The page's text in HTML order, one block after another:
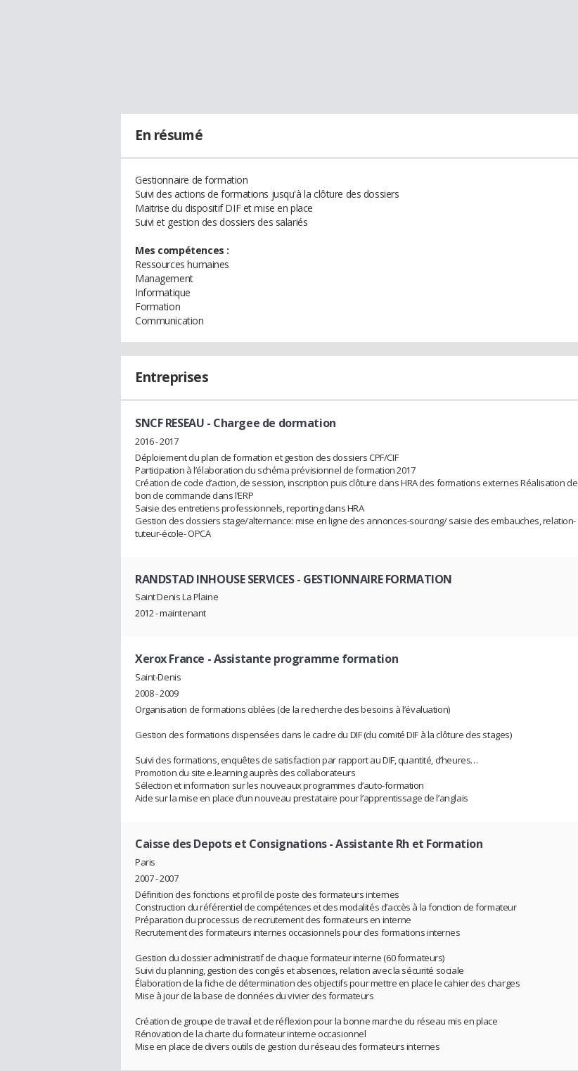
En résumé
Gestionnaire de formation
Suivi des actions de formations jusqu'à la clôture des dossiers
Maitrise du dispositif DIF et mise en place
Suivi et gestion des dossiers des salariés
Mes compétences :
Ressources humaines
Management
Informatique
Formation
Communication
Entreprises
SNCF RESEAU - Chargee de dormation
2016 - 2017
Déploiement du plan de formation et gestion des dossiers CPF/CIF
Participation à l’élaboration du schéma prévisionnel de formation 2017
Création de code d’action, de session, inscription puis clôture dans HRA des formations externes Réalisation de
bon de commande dans l’ERP
Saisie des entretiens professionnels, reporting dans HRA
Gestion des dossiers stage/alternance: mise en ligne des annonces-sourcing/ saisie des embauches, relation-
tuteur-école- OPCA
RANDSTAD INHOUSE SERVICES- GESTIONNAIRE FORMATION
Saint Denis La Plaine
2012 - maintenant
Xerox France - Assistante programme formation
Saint-Denis
2008 - 2009
Organisation de formations ciblées (de la recherche des besoins à l’évaluation)
Gestion des formations dispensées dans le cadre du DIF (du comité DIF à la clôture des stages)
Suivi des formations, enquêtes de satisfaction par rapport au DIF, quantité, d’heures…
Promotion du site e.learning auprès des collaborateurs
Sélection et information sur les nouveaux programmes d’auto-formation
Aide sur la mise en place d’un nouveau prestataire pour l’apprentissage de l’anglais
Caisse des Depots et Consignations- Assistante Rh et Formation
Paris
2007 - 2007
Définition des fonctions et profil de poste des formateurs internes
Construction du référentiel de compétences et des modalités d’accès à la fonction de formateur
Préparation du processus de recrutement des formateurs en interne
Recrutement des formateurs internes occasionnels pour des formations internes
Gestion du dossier administratif de chaque formateur interne (60 formateurs)
Suivi du planning, gestion des congés et absences, relation avec la sécurité sociale
Élaboration de la fiche de détermination des objectifs pour mettre en place le cahier des charges
Mise à jour de la base de données du vivier des formateurs
Création de groupe de travail et de réflexion pour la bonne marche du réseau mis en place
Rénovation de la charte du formateur interne occasionnel
Mise en place de divers outils de gestion du réseau des formateurs internes